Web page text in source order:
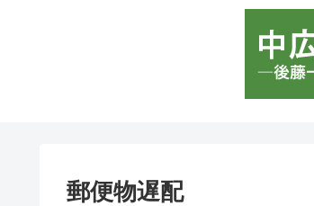
郵便物遅配